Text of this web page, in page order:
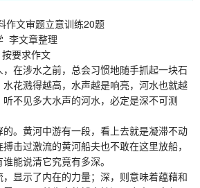
文审题立意训练20题
文章整理
要求作文
在涉水之前，总会习惯地随手抓起一块石
花溅得越高，水声越是响亮，河水也就越
不见多大水声的河水，必定是深不可测
。黄河中游有一段，看上去就是凝滞不动
击过激流的黄河船夫也不敢在这里放船，
能说清它究竟有多深。
显示了内在的力量；深，则意味着蕴藉和